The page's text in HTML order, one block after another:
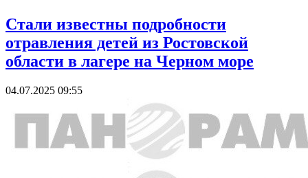
Стали известны подробности
отравления детей из Ростовской
области в лагере на Черном море
04.07.2025 09:55